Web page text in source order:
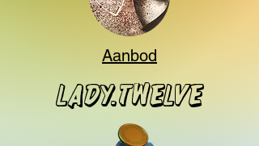
Aanbod
Lady.twelve